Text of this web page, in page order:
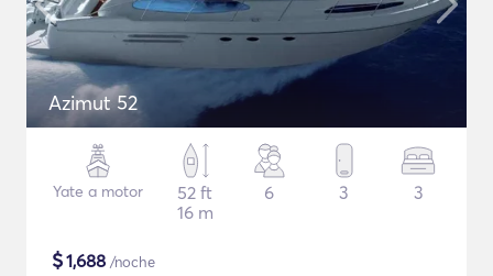
Azimut 52
Yate a motor
52 ft
16 m
6 3 3
$1,688 /noche